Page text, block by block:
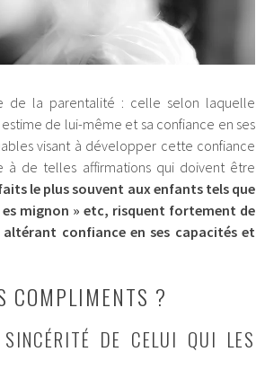
de la parentalité : celle selon laquelle
de lui-même et sa confiance en ses
visant à développer cette confiance
à de telles affirmations qui doivent être
le plus souvent aux enfants tels que
es mignon » etc, risquent fortement de
altérant confiance en ses capacités et
COMPLIMENTS ?
DE CELUI QUI LES